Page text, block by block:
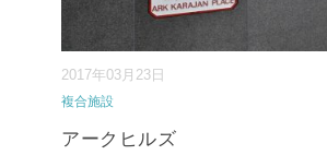
2017年03月23日
複合施設
アークヒルズ